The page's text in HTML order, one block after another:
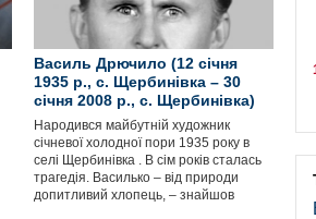
Василь Дрючило (12 січня
1935 р., с. Щербинівка – 30
січня 2008 р., с. Щербинівка)
Народився майбутній художник
січневої холодної пори 1935 року в
селі Щербинівка . В сім років сталась
трагедія. Василько – від природи
допитливий хлопець, – знайшов